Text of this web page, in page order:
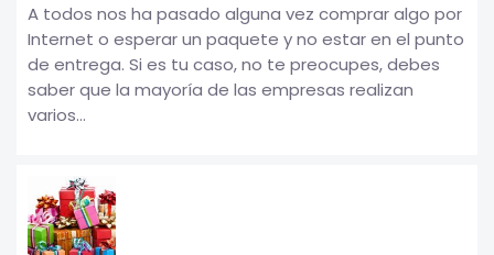
A todos nos ha pasado alguna vez comprar algo por
Internet o esperar un paquete y no estar en el punto
de entrega. Si es tu caso, no te preocupes, debes
saber que la mayoría de las empresas realizan
varios...